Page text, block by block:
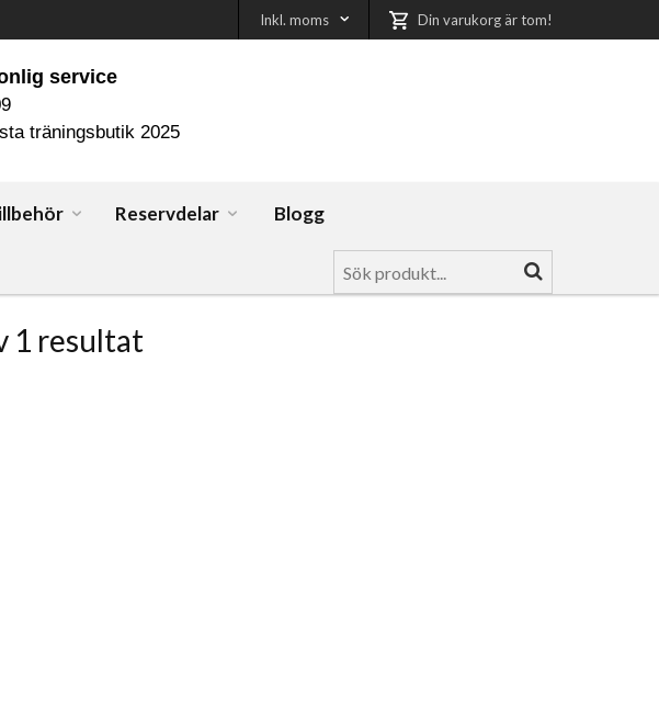
Inkl. moms Din varukorg är tom!
service
träningsbutik 2025
Reservdelar Blogg
1 resultat